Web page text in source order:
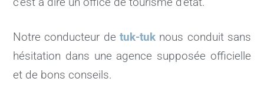
Notre conducteur de tuk-tuk nous conduit sans
hésitation dans une agence supposée officielle
et de bons conseils.